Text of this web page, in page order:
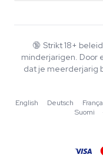
Veelgestelde vragen
Privacybeleid
Wiki
Muziek
Redactionele normen
Tools & Calculators
🔞 Strikt 18+
minderjarigen. Door
dat je meerderjarig
English
·Deutsch ·
Suomi
·